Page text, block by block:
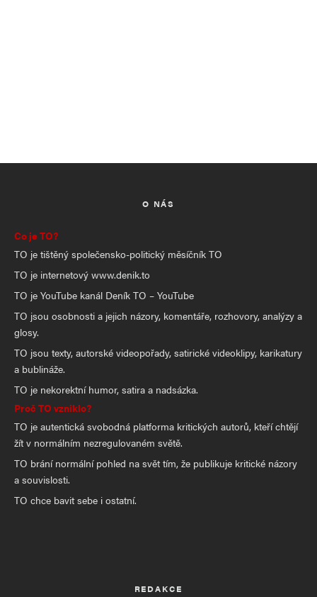
O NÁS
Co je TO?
TO je tištěný společensko-politický měsíčník TO
TO je internetový www.denik.to
TO je YouTube kanál Deník TO – YouTube
TO jsou osobnosti a jejich názory, komentáře, rozhovory, analýzy a
glosy.
TO jsou texty, autorské videopořady, satirické videoklipy, karikatury
a bublináže.
TO je nekorektní humor, satira a nadsázka.
Proč TO vzniklo?
TO je autentická svobodná platforma kritických autorů, kteří chtějí
žít v normálním nezregulovaném světě.
TO brání normální pohled na svět tím, že publikuje kritické názory
a souvislosti.
TO chce bavit sebe i ostatní.
REDAKCE